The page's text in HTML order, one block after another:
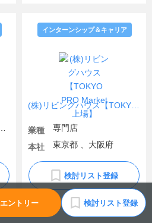
エントリー 検討リスト登録
インターンシップ＆キャリア
業種
専門店
本社
東京都 、大阪府
検討リスト登録